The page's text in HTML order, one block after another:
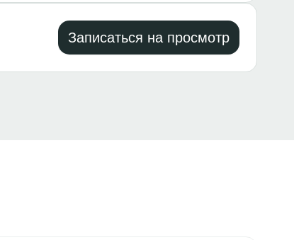
Записаться на просмотр